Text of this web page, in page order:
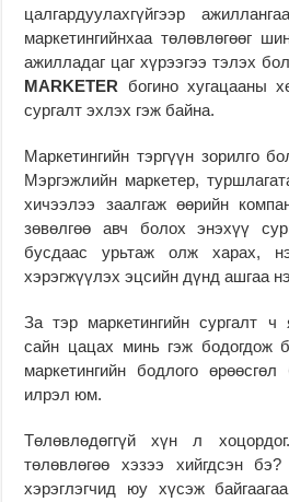
цалгардуулахгүйгээр
маркетингийнхаа төлөвлөгөөг
ажилладаг цаг хүрээгээ тэлэх
MARKETER богино хугацааны
сургалт эхлэх гэж байна.
Маркетингийн тэргүүн
Мэргэжлийн маркетер,
хичээлээ заалгаж өөрийн
зөвөлгөө авч болох энэхүү
бусдаас урьтаж олж харах,
хэрэгжүүлэх эцсийн дүнд ашгаа
За тэр маркетингийн сургалт ч
сайн цацах минь гэж бодогдож
маркетингийн бодлого
илрэл юм.
Төлөвлөдөггүй хүн л
төлөвлөгөө хэзээ хийгдсэн
хэрэглэгчид юу хүсэж